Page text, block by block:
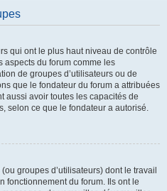
qui ont le plus haut niveau de contrôle
aspects du forum comme les
de groupes d’utilisateurs ou de
que le fondateur du forum a attribuées
aussi avoir toutes les capacités de
selon ce que le fondateur a autorisé.
groupes d’utilisateurs) dont le travail
fonctionnement du forum. Ils ont le